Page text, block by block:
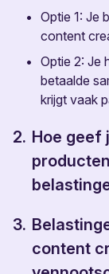
•
Optie 1: Je
content
•
Optie 2: Je
betaalde
krijgt vaak
2. Hoe geef
3.
content